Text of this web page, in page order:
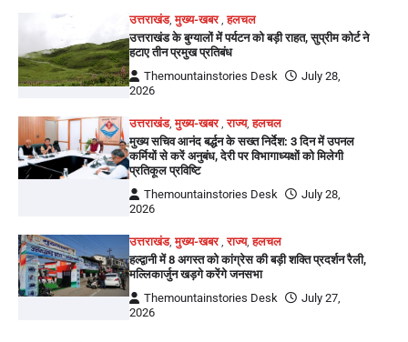
उत्तराखंड,मुख्य-खबर ,हलचल
उत्तराखंड के बुग्यालों में पर्यटन को बड़ी राहत, सुप्रीम कोर्ट ने
हटाए तीन प्रमुख प्रतिबंध
Themountainstories Desk
July 28,
2026
उत्तराखंड,मुख्य-खबर ,राज्य,हलचल
मुख्य सचिव आनंद बर्द्धन के सख्त निर्देश: 3 दिन में उपनल
कर्मियों से करें अनुबंध, देरी पर विभागाध्यक्षों को मिलेगी
प्रतिकूल प्रविष्टि
Themountainstories Desk
July 28,
2026
उत्तराखंड,मुख्य-खबर ,राज्य,हलचल
हल्द्वानी में 8 अगस्त को कांग्रेस की बड़ी शक्ति प्रदर्शन रैली,
मल्लिकार्जुन खड़गे करेंगे जनसभा
Themountainstories Desk
July 27,
2026